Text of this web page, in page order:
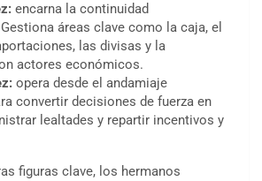
encarna la continuidad
áreas clave como la caja, el
las divisas y la
actores económicos.
opera desde el andamiaje
convertir decisiones de fuerza en
lealtades y repartir incentivos y
figuras clave, los hermanos